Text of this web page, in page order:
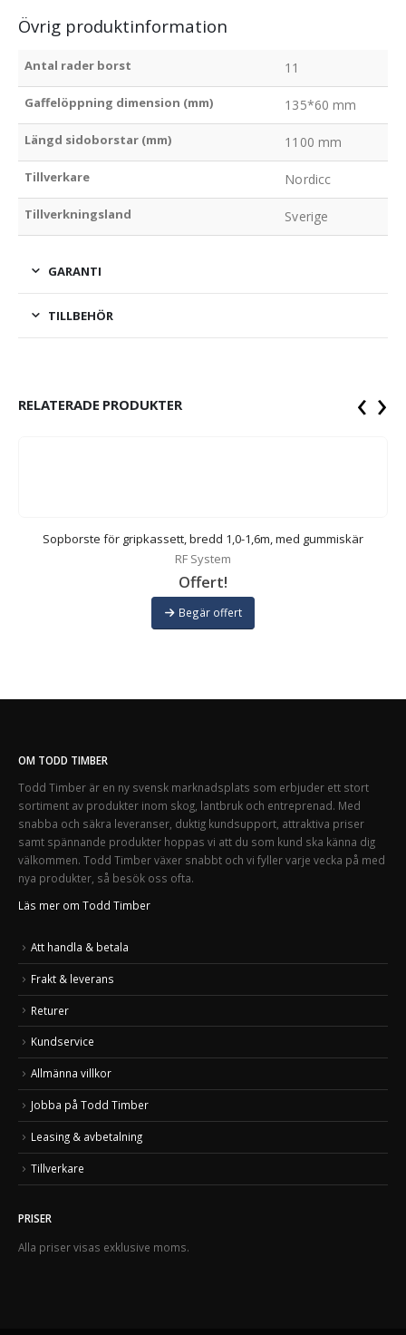
Övrig produktinformation
Antal rader borst 11
Gaffelöppning dimension (mm) 135*60 mm
Längd sidoborstar (mm) 1100 mm
Tillverkare Nordicc
Tillverkningsland Sverige
GARANTI
TILLBEHÖR
RELATERADE PRODUKTER
Sopborste för gripkassett, bredd 1,0-1,6m, med gummiskär
RF System
Offert!
Begär offert
‹ ›
OM TODD TIMBER
Todd Timber är en ny svensk marknadsplats som erbjuder ett stort
sortiment av produkter inom skog, lantbruk och entreprenad. Med
snabba och säkra leveranser, duktig kundsupport, attraktiva priser
samt spännande produkter hoppas vi att du som kund ska känna dig
välkommen. Todd Timber växer snabbt och vi fyller varje vecka på med
nya produkter, så besök oss ofta.
Läs mer om Todd Timber
Att handla & betala
Frakt & leverans
Returer
Kundservice
Allmänna villkor
Jobba på Todd Timber
Leasing & avbetalning
Tillverkare
PRISER
Alla priser visas exklusive moms.